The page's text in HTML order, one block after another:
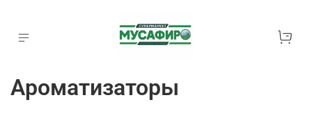
Ароматизаторы